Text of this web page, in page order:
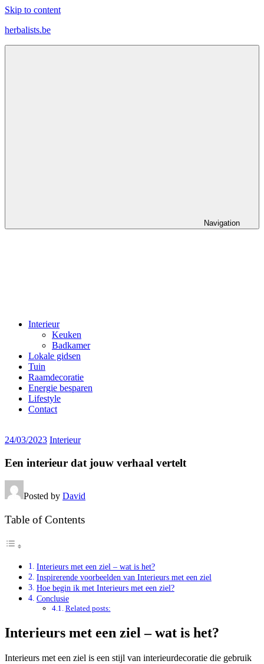
Skip to content
herbalists.be
Navigation
Interieur
Keuken
Badkamer
Lokale gidsen
Tuin
Raamdecoratie
Energie besparen
Lifestyle
Contact
24/03/2023 Interieur
Een interieur dat jouw verhaal vertelt
Posted by David
Table of Contents
Interieurs met een ziel – wat is het?
Inspirerende voorbeelden van Interieurs met een ziel
Hoe begin ik met Interieurs met een ziel?
Conclusie
Related posts:
Interieurs met een ziel – wat is het?
Interieurs met een ziel is een stijl van interieurdecoratie die gebruik